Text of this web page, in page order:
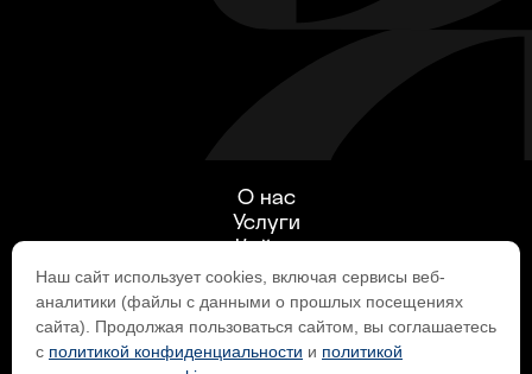
О нас
Услуги
Кейсы
Производство
Интернет-магазин
Контакты
Наш сайт использует cookies, включая сервисы веб-
аналитики (файлы с данными о прошлых посещениях
сайта). Продолжая пользоваться сайтом, вы соглашаетесь
с политикой конфиденциальности и политикой